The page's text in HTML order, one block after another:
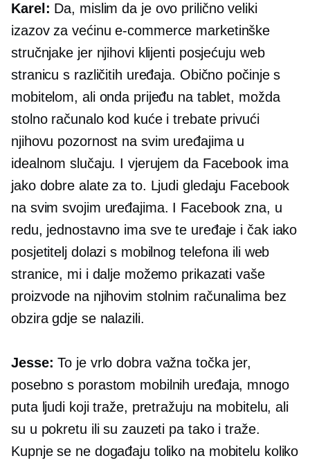
Karel: Da, mislim da je ovo prilično veliki
izazov za većinue-commerce marketinške
stručnjake jer njihovi klijenti posjećuju web
stranicu s različitih uređaja. Obično počinje s
mobitelom, ali onda prijeđu na tablet, možda
stolno računalo kod kuće i trebate privući
njihovu pozornost na svim uređajima u
idealnom slučaju. I vjerujem da Facebook ima
jako dobre alate za to. Ljudi gledaju Facebook
na svim svojim uređajima. I Facebook zna, u
redu, jednostavno ima sve te uređaje i čak iako
posjetitelj dolazi s mobilnog telefona ili web
stranice, mi i dalje možemo prikazati vaše
proizvode na njihovim stolnim računalima bez
obzira gdje se nalazili.
Jesse: To je vrlo dobra važna točka jer,
posebno s porastom mobilnih uređaja, mnogo
puta ljudi koji traže, pretražuju na mobitelu, ali
su u pokretu ili su zauzeti pa tako i traže.
Kupnje se ne događaju toliko na mobitelu koliko